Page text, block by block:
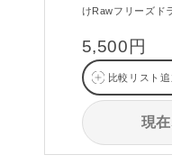
けRawフリーズド
5,500円
比較リスト追
現